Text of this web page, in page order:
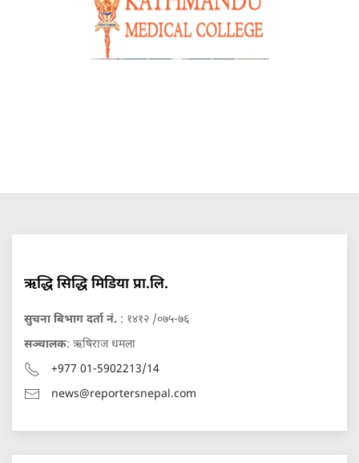
ऋद्धि सिद्धि मिडिया प्रा.लि.
सुचना बिभाग दर्ता नं. : १४१२ /०७५-७६
सञ्चालक: ऋषिराज धमला
+977 01-5902213/14
news@reportersnepal.com